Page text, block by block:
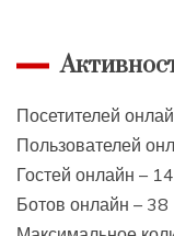
Посетителей
Пользователей
Гостей онлайн –
Ботов онлайн – 38